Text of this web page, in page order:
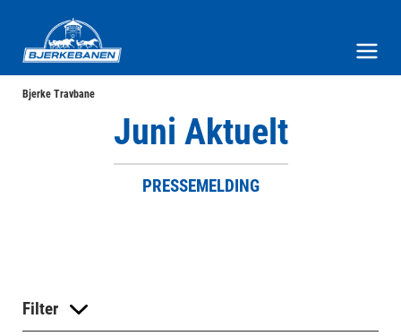
Bjerke Travbane
Juni Aktuelt
PRESSEMELDING
Filter